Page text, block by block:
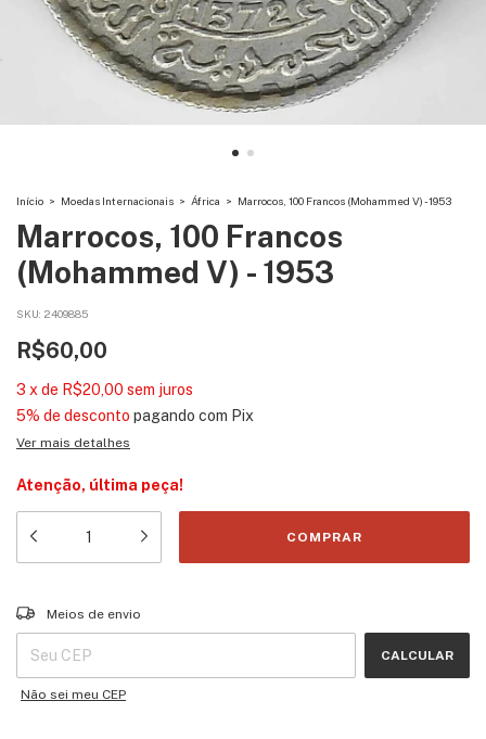
Início > Moedas Internacionais > África > Marrocos, 100 Francos (Mohammed V) - 1953
Marrocos, 100 Francos
(Mohammed V) - 1953
SKU: 2409885
R$60,00
3 x de R$20,00 sem juros
5% de desconto pagando com Pix
Ver mais detalhes
Atenção, última peça!
Entregas para o CEP:
Meios de envio
CALCULAR
Não sei meu CEP